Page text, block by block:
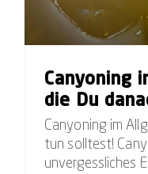
Canyoning
die Du
Canyoning im
tun solltest! Canyoning im Allgäu ist ein
unvergessliches